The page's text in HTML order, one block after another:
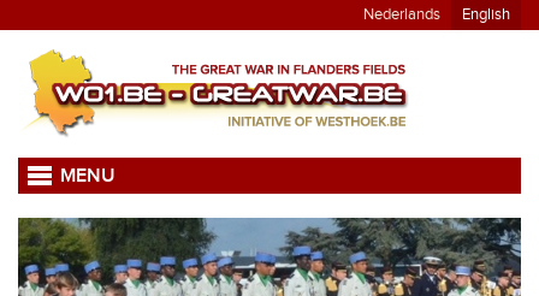
Nederlands English
MENU